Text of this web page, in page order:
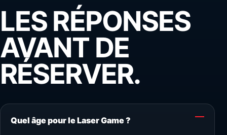
LES RÉPONSES
AVANT DE
RÉSERVER.
Quel âge pour le Laser Game ?